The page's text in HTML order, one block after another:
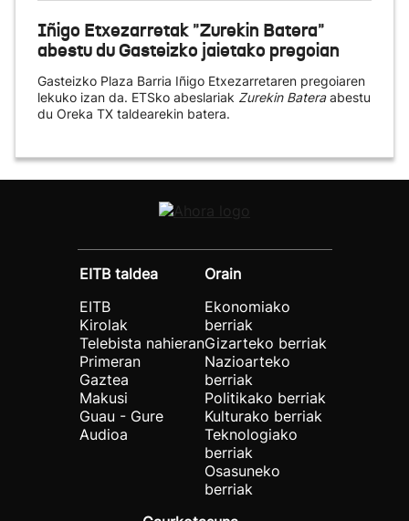
Iñigo Etxezarretak "Zurekin Batera"
abestu du Gasteizko jaietako pregoian
Gasteizko Plaza Barria Iñigo Etxezarretaren pregoiaren
lekuko izan da. ETSko abeslariak Zurekin Bateraabestu
du Oreka TX taldearekin batera.
EITB taldea
EITB
Kirolak
Telebista nahieran
Primeran
Gaztea
Makusi
Guau - Gure
Audioa
Orain
Ekonomiako
berriak
Gizarteko berriak
Nazioarteko
berriak
Politikako berriak
Kulturako berriak
Teknologiako
berriak
Osasuneko
berriak